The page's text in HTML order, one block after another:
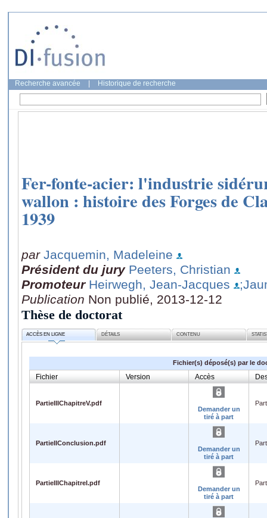
Recherche avancée Historique de recherche
Fer-fonte-acier: l'industrie
wallon : histoire des Forges de
1939
par Jacquemin, Madeleine
Président du jury Peeters, Christian
Promoteur Heirwegh, Jean-Jacques
Publication Non publié, 2013-12-12
Thèse de doctorat
ACCÈS EN LIGNE DÉTAILS CONTENU
Fichier(s) déposé(s) par le
Fichier Version Accès
PartieIIIChapitreV.pdf
Demander un
tiré à part
PartieIIConclusion.pdf
Demander un
tiré à part
PartieIIIChapitreI.pdf
Demander un
tiré à part